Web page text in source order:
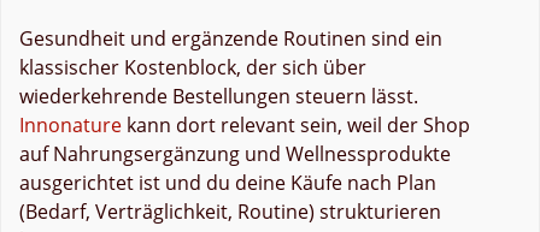
Gesundheit und ergänzende Routinen sind ein
klassischer Kostenblock, der sich über
wiederkehrende Bestellungen steuern lässt.
Innonature kann dort relevant sein, weil der Shop
auf Nahrungsergänzung und Wellnessprodukte
ausgerichtet ist und du deine Käufe nach Plan
(Bedarf, Verträglichkeit, Routine) strukturieren